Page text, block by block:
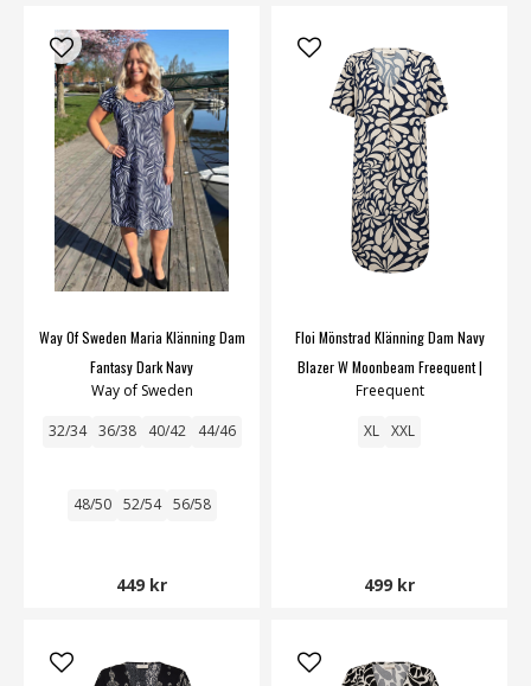
Way Of Sweden Maria Klänning Dam
Fantasy Dark Navy
Way of Sweden
32/34 36/38 40/42 44/46
48/50 52/54 56/58
449 kr
Floi Mönstrad Klänning Dam Navy
Blazer W Moonbeam Freequent |
Smilebutiken
Freequent
XL XXL
499 kr